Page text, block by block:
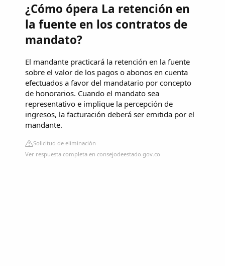
¿Cómo ópera La retención en
la fuente en los contratos de
mandato?
El mandante practicará la retención en la fuente
sobre el valor de los pagos o abonos en cuenta
efectuados a favor del mandatario por concepto
de honorarios. Cuando el mandato sea
representativo e implique la percepción de
ingresos, la facturación deberá ser emitida por el
mandante.
Solicitud de eliminación
Ver respuesta completa en consejodeestado.gov.co